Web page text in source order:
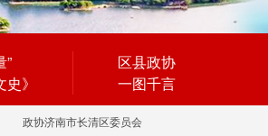
”
史》
区县政协
一图千言
政协济南市长清区委员会